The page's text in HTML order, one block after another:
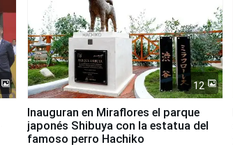
12
Inauguran en Miraflores el parque
japonés Shibuya con la estatua del
famoso perro Hachiko